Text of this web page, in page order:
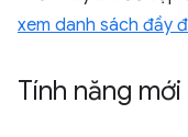
xem danh sách đầy
Tính năng